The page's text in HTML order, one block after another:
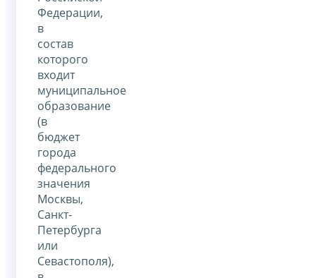
Федерации,
в
состав
которого
входит
муниципальное
образование
(в
бюджет
города
федерального
значения
Москвы,
Санкт-
Петербурга
или
Севастополя),